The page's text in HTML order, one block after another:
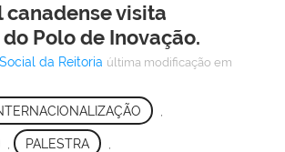
visita
Polo de Inovação.
da Reitoria última modificação em
PALESTRA